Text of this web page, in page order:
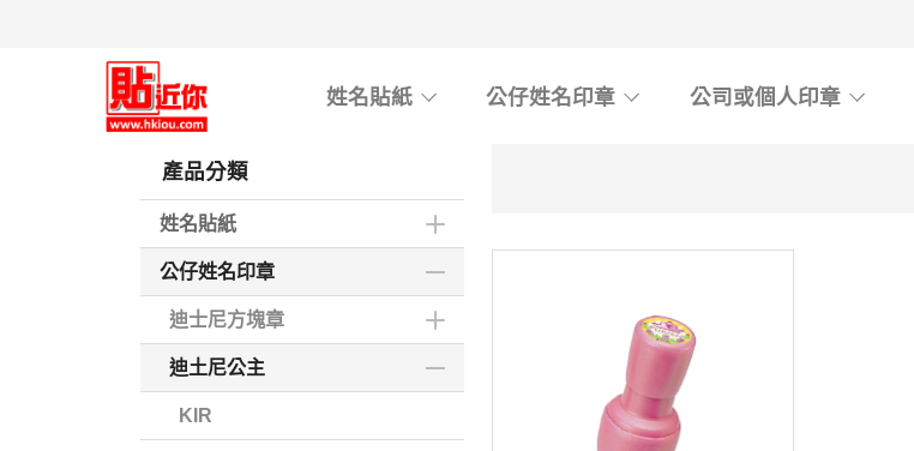
姓名貼紙 公仔姓名印章 公司或個人印章
產品分類
姓名貼紙
公仔姓名印章
迪士尼方塊章
迪土尼公主
KIR